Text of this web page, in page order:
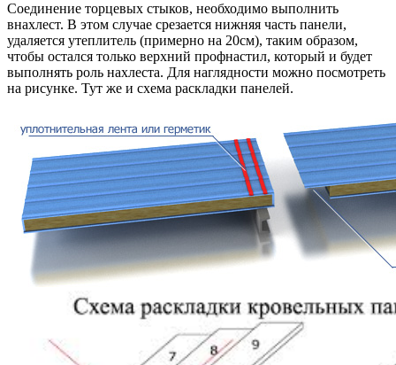
Соединение торцевых стыков, необходимо выполнить
внахлест. В этом случае срезается нижняя часть панели,
удаляется утеплитель (примерно на 20см), таким образом,
чтобы остался только верхний профнастил, который и будет
выполнять роль нахлеста. Для наглядности можно посмотреть
на рисунке. Тут же и схема раскладки панелей.